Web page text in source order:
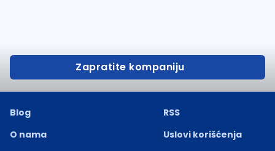
Zapratite kompaniju
Blog
O nama
RSS
Uslovi korišćenja